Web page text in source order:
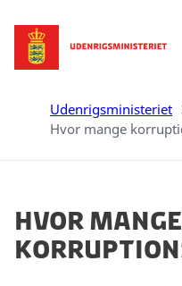
Gå til forsiden
Udenrigsministeriet
Hvor mange
Hvor mange